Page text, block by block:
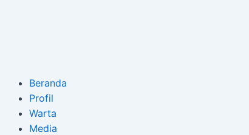
Beranda
Profil
Warta
Media